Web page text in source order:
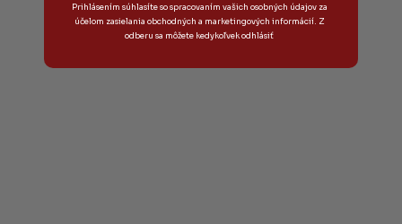
Prihlásením súhlasíte so spracovaním vašich osobných údajov za
účelom zasielania obchodných a marketingových informácií. Z
odberu sa môžete kedykoľvek odhlásiť